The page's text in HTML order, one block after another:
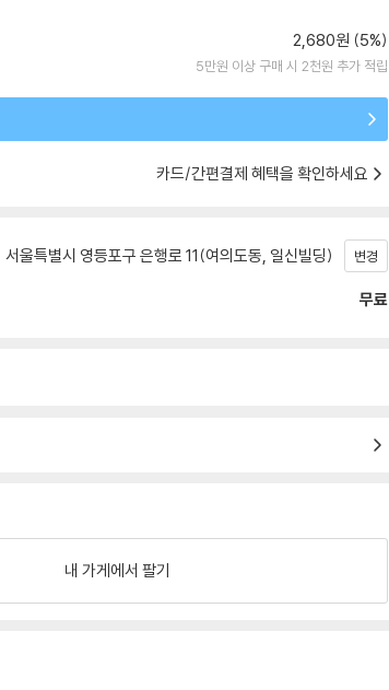
2,680원 (5%)
5만원 이상 구매 시 2천원 추가 적립
카드/간편결제 혜택을 확인하세요
서울특별시 영등포구 은행로 11(여의도동, 일신빌딩) 변경
무료
내 가게에서 팔기